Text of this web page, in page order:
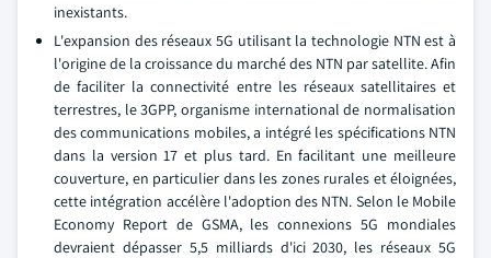
inexistants.
L'expansion des réseaux 5G utilisant la technologie NTN est à
l'origine de la croissance du marché des NTN par satellite. Afin
de faciliter la connectivité entre les réseaux satellitaires et
terrestres, le 3GPP, organisme international de normalisation
des communications mobiles, a intégré les spécifications NTN
dans la version 17 et plus tard. En facilitant une meilleure
couverture, en particulier dans les zones rurales et éloignées,
cette intégration accélère l'adoption des NTN. Selon le Mobile
Economy Report de GSMA, les connexions 5G mondiales
devraient dépasser 5,5 milliards d'ici 2030, les réseaux 5G